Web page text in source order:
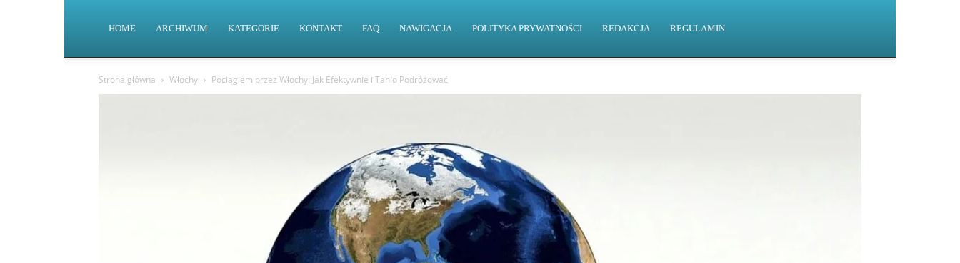
HOME ARCHIWUM KATEGORIE KONTAKT FAQ NAWIGACJA POLITYKA PRYWATNOŚCI REDAKCJA REGULAMIN
Strona główna Włochy Pociągiem przez Włochy: Jak Efektywnie i Tanio Podróżować